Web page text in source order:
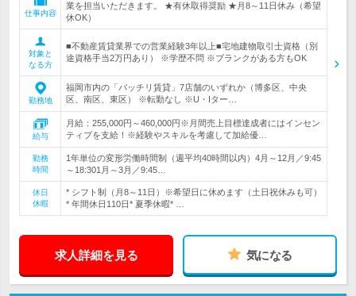
仕事内容
業を担当いただきます。 ★有休取得奨励 ★月8～11日休み（希望
休OK）
対象と
なる方
■不動産賃貸業界での営業経験3年以上■宅地建物取引士資格（別
途資格手当2万円あり） ※学歴不問 ※ブランクがある方もOK
勤務地
福岡市内の「バッチリ賃貸」7店舗のいずれか（博多区、中央
区、南区、東区） ※転勤なし ※U・Iター…
給与
月給：255,000円～460,000円※月間売上目標達成者にはインセン
ティブを支給！※経験やスキルを考慮して加給優…
勤務
時間
1年単位の変形労働時間制（週平均40時間以内）4月～12月／9:45
～18:301月～3月／9:45…
休日
休暇
* シフト制（月8～11日）※希望日に休めます（土日祝休みも可）
* 年間休日110日* 夏季休暇* …
求人詳細を見る 気になる